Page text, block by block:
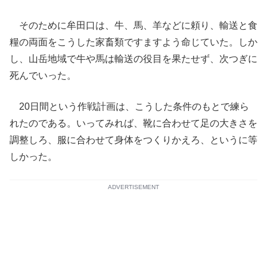
そのために牟田口は、牛、馬、羊などに頼り、輸送と食
糧の両面をこうした家畜類ですますよう命じていた。しか
し、山岳地域で牛や馬は輸送の役目を果たせず、次つぎに
死んでいった。
20日間という作戦計画は、こうした条件のもとで練ら
れたのである。いってみれば、靴に合わせて足の大きさを
調整しろ、服に合わせて身体をつくりかえろ、というに等
しかった。
ADVERTISEMENT